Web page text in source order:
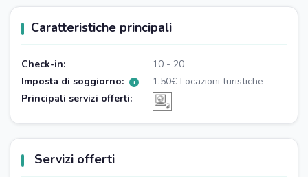
sedie, grande divano con letto estraibile, climatizzatore, tv
satellitare, potente Wifi, comodo bagno con box doccia,
grande giardino curato e un bel barbeque in muratura,
ampia veranda con tavolo e sedie per i pasti all'aperto, sul
retro grande giardino curato con doccia esterna e accesso
alla lavatrice in comune con la villetta gemella. Posto auto
all'interno del piazzale del residence. riserva idrica.
Caratteristiche principali
Check-in:
10 - 20
Imposta di soggiorno:
i
1.50€ Locazioni turistiche
Principali servizi offerti:
Servizi offerti